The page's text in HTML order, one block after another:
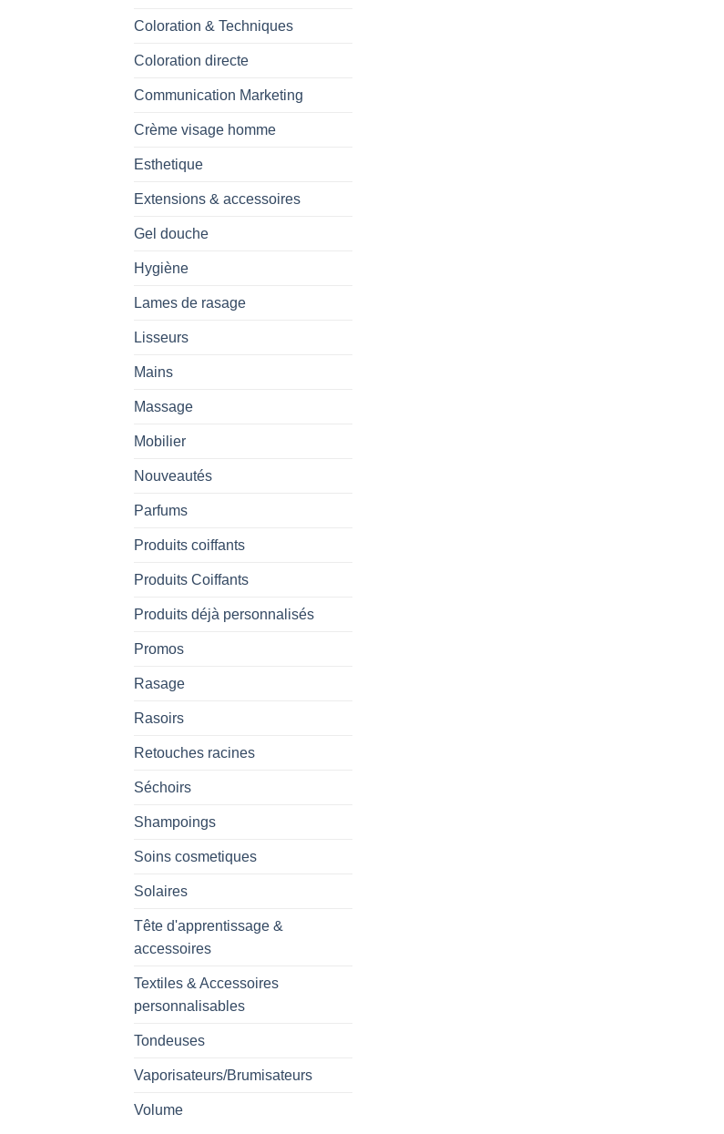
Coloration & Techniques
Coloration directe
Communication Marketing
Crème visage homme
Esthetique
Extensions & accessoires
Gel douche
Hygiène
Lames de rasage
Lisseurs
Mains
Massage
Mobilier
Nouveautés
Parfums
Produits coiffants
Produits Coiffants
Produits déjà personnalisés
Promos
Rasage
Rasoirs
Retouches racines
Séchoirs
Shampoings
Soins cosmetiques
Solaires
Tête d'apprentissage &
accessoires
Textiles & Accessoires
personnalisables
Tondeuses
Vaporisateurs/Brumisateurs
Volume